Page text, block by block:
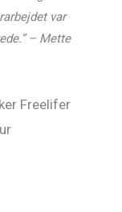
var
– Mette